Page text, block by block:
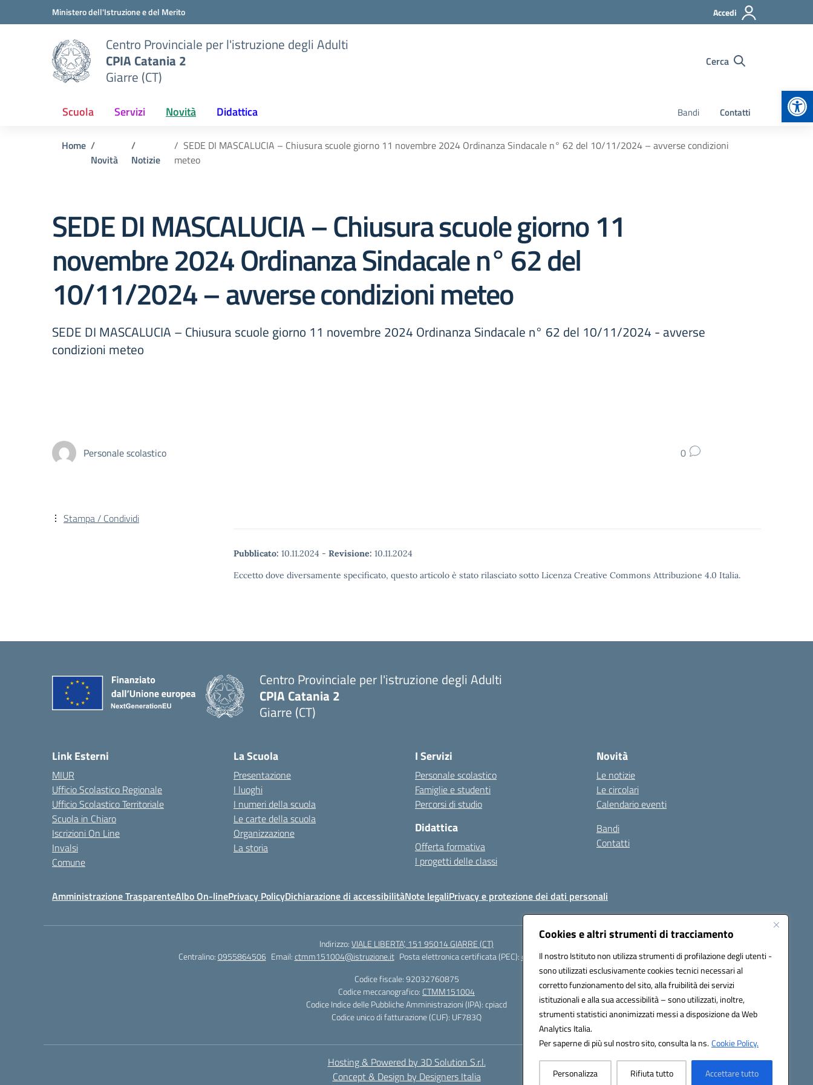
Cookies e altri strumenti di tracciamento
Il nostro Istituto non utilizza strumenti di profilazione degli utenti -
sono utilizzati esclusivamente cookies tecnici necessari al
corretto funzionamento del sito, alla fruibilità dei servizi
istituzionali e alla sua accessibilità – sono utilizzati, inoltre,
strumenti statistici anonimizzati messi a disposizione da Web
Analytics Italia.
Per saperne di più sul nostro sito, consulta la ns.Cookie Policy.
Personalizza Rifiuta tutto Accettare tutto
Vai ai contenuti
Vai al menu di navigazioneMinistero dell'Istruzione e del Merito Accedi
Centro Provinciale per l'istruzione degli Adulti
CPIA Catania 2
Giarre (CT)
Cerca
Scuola Servizi Novità Didattica Bandi Contatti
Home
Novità
Notizie
SEDE DI MASCALUCIA – Chiusura scuole giorno 11 novembre 2024 Ordinanza Sindacale n° 62 del 10/11/2024 – avverse condizioni
meteo
SEDE DI MASCALUCIA – Chiusura scuole giorno 11
novembre 2024 Ordinanza Sindacale n° 62 del
10/11/2024 – avverse condizioni meteo
SEDE DI MASCALUCIA – Chiusura scuole giorno 11 novembre 2024 Ordinanza Sindacale n° 62 del 10/11/2024 - avverse
condizioni meteo
Personale scolastico 0
Pubblicato: 10.11.2024 - Revisione: 10.11.2024
Eccetto dove diversamente specificato, questo articolo è stato rilasciato sotto Licenza Creative Commons Attribuzione 4.0 Italia.
Stampa / Condividi
Centro Provinciale per l'istruzione degli Adulti
CPIA Catania 2
Giarre (CT)
Link Esterni
MIUR
Ufficio Scolastico Regionale
Ufficio Scolastico Territoriale
Scuola in Chiaro
Iscrizioni On Line
Invalsi
Comune
La Scuola
Presentazione
I luoghi
I numeri della scuola
Le carte della scuola
Organizzazione
La storia
I Servizi
Personale scolastico
Famiglie e studenti
Percorsi di studio
Didattica
Offerta formativa
I progetti delle classi
Novità
Le notizie
Le circolari
Calendario eventi
Bandi
Contatti
Amministrazione TrasparenteAlbo On-linePrivacy PolicyDichiarazione di accessibilitàNote legaliPrivacy e protezione dei dati personali
Indirizzo:VIALE LIBERTA’, 151 95014 GIARRE (CT)
Centralino:0955864506 Email:ctmm151004@istruzione.it Posta elettronica certificata (PEC):ctmm151004@pec.istruzione.it
Codice fiscale: 92032760875
Codice meccanografico: CTMM151004
Codice Indice delle Pubbliche Amministrazioni (IPA): cpiacd
Codice unico di fatturazione (CUF): UF783Q
Hosting & Powered by 3D Solution S.r.l.
Concept & Design by Designers Italia